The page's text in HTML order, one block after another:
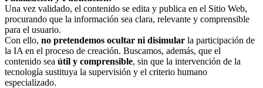
Una vez validado, el contenido se edita y publica en el Sitio Web,
procurando que la información sea clara, relevante y comprensible
para el usuario.
Con ello, no pretendemos ocultar ni disimular la participación de
la IA en el proceso de creación. Buscamos, además, que el
contenido sea útil y comprensible, sin que la intervención de la
tecnología sustituya la supervisión y el criterio humano
especializado.